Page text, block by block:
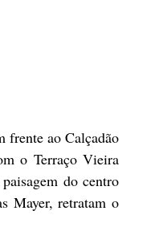
frente ao Calçadão
o Terraço Vieira
do centro
Mayer, retratam o